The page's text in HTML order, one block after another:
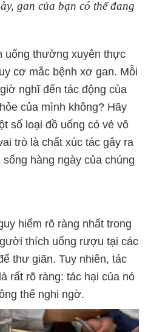
gan của bạn có thể đang
uống thường xuyên thực
cơ mắc bệnh xơ gan. Mỗi
nghĩ đến tác động của
của mình không? Hãy
số loại đồ uống có vẻ vô
trò là chất xúc tác gây ra
hàng ngày của chúng
hiểm rõ ràng nhất trong
thích uống rượu tại các
thư giãn. Tuy nhiên, tác
rất rõ ràng: tác hại của nó
thể nghi ngờ.